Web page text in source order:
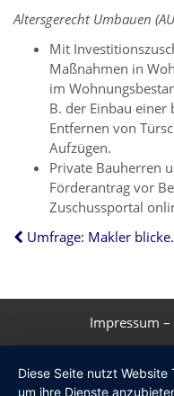
Altersgerecht Umbauen
Mit
Maßnahmen in
im
B. der Einbau einer
Entfernen von
Aufzügen.
Private Bauherren
Förderantrag vor
Zuschussportal
Umfrage:
Impressum –
Diese Seite nutzt
um ihre Dienste